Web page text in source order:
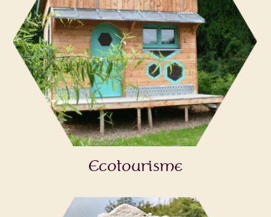
Ecotourisme